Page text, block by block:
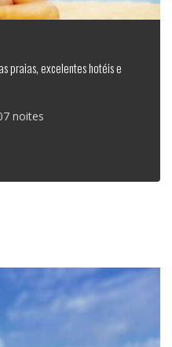
praias, excelentes hotéis e
noites